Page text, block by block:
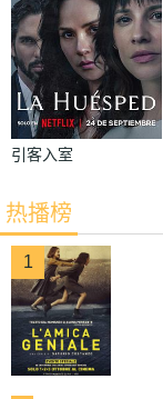
引客入室
热播榜
1